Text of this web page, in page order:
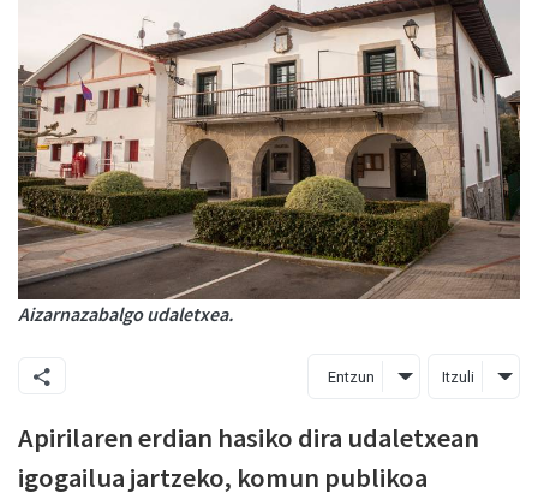
Aizarnazabalgo udaletxea.
Entzun Itzuli
Apirilaren erdian hasiko dira udaletxean
igogailua jartzeko, komun publikoa